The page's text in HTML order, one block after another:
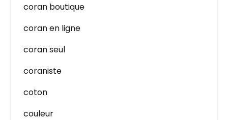
coran boutique
coran en ligne
coran seul
coraniste
coton
couleur